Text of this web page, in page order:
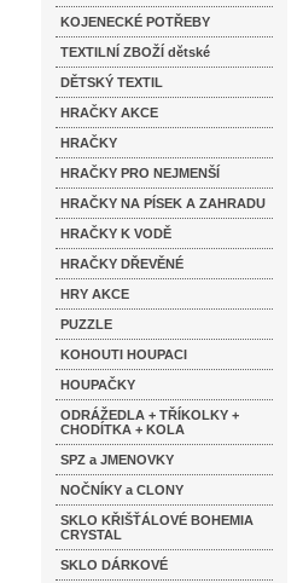
KOJENECKÉ POTŘEBY
TEXTILNÍ ZBOŽÍ dětské
DĚTSKÝ TEXTIL
HRAČKY AKCE
HRAČKY
HRAČKY PRO NEJMENŠÍ
HRAČKY NA PÍSEK A ZAHRADU
HRAČKY K VODĚ
HRAČKY DŘEVĚNÉ
HRY AKCE
PUZZLE
KOHOUTI HOUPACI
HOUPAČKY
ODRÁŽEDLA + TŘÍKOLKY +
CHODÍTKA + KOLA
SPZ a JMENOVKY
NOČNÍKY a CLONY
SKLO KŘIŠŤÁLOVÉ BOHEMIA
CRYSTAL
SKLO DÁRKOVÉ